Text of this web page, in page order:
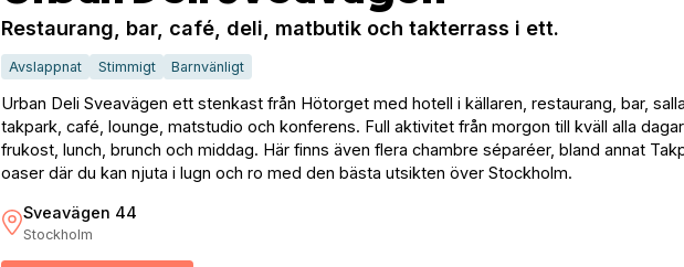
Restaurang, bar, café, deli, matbutik och takterrass i ett.
Avslappnat Stimmigt Barnvänligt
Urban Deli Sveavägen ett stenkast från Hötorget med hotell i källaren, restaurang, bar,
takpark, café, lounge, matstudio och konferens. Full aktivitet från morgon till kväll alla
frukost, lunch, brunch och middag. Här finns även flera chambre séparéer, bland annat
oaser där du kan njuta i lugn och ro med den bästa utsikten över Stockholm.
Sveavägen 44
Stockholm